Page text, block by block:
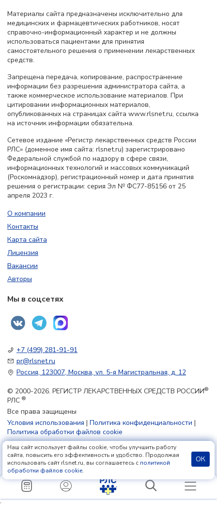
Материалы сайта предназначены исключительно для
медицинских и фармацевтических работников, носят
справочно-информационный характер и не должны
использоваться пациентами для принятия
самостоятельного решения о применении лекарственных
средств.
Запрещена передача, копирование, распространение
информации без разрешения администратора сайта, а
также коммерческое использование материалов. При
цитировании информационных материалов,
опубликованных на страницах сайта www.rlsnet.ru, ссылка
на источник информации обязательна.
Сетевое издание «Регистр лекарственных средств России
РЛС» (доменное имя сайта: rlsnet.ru) зарегистрировано
Федеральной службой по надзору в сфере связи,
информационных технологий и массовых коммуникаций
(Роскомнадзор), регистрационный номер и дата принятия
решения о регистрации: серия Эл № ФС77-85156 от 25
апреля 2023 г.
О компании
Контакты
Карта сайта
Лицензия
Вакансии
Авторы
Мы в соцсетях
+7 (499) 281-91-91
pr@rlsnet.ru
Россия, 123007, Москва, ул. 5-я Магистральная, д. 12
© 2000-2026. РЕГИСТР ЛЕКАРСТВЕННЫХ СРЕДСТВ РОССИИ®
РЛС ®
Все права защищены
Условия использования | Политика конфиденциальности |
Политика обработки файлов cookie
18+
Наш сайт использует файлы cookie, чтобы улучшить работу
сайта, повысить его эффективность и удобство. Продолжая
использовать сайт rlsnet.ru, вы соглашаетесь с политикой
обработки файлов cookie.
ОК